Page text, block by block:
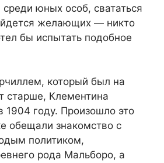
среди юных особ, свататься
желающих — никто
бы испытать подобное
который был на
старше, Клементина
1904 году. Произошло это
обещали знакомство с
политиком,
рода Мальборо, а